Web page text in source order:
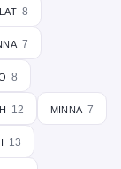
8
7
8
12 minna 7
13